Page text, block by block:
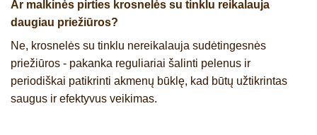
Ar malkinės pirties krosnelės su tinklu reikalauja
daugiau priežiūros?
Ne, krosnelės su tinklu nereikalauja sudėtingesnės
priežiūros - pakanka reguliariai šalinti pelenus ir
periodiškai patikrinti akmenų būklę, kad būtų užtikrintas
saugus ir efektyvus veikimas.